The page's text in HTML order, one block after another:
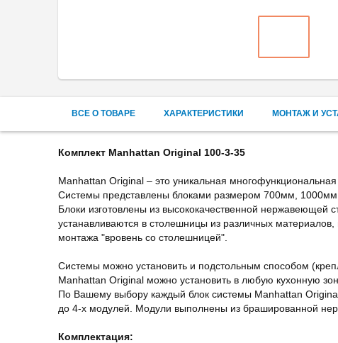
ВСЕ О ТОВАРЕ ХАРАКТЕРИСТИКИ МОНТАЖ И
Комплект Manhattan Original 100-3-35
Manhattan Original – это уникальная
Системы представлены блоками размером 700мм,
Блоки изготовлены из высококачественной
устанавливаются в столешницы из различных
монтажа "вровень со столешницей".
Системы можно установить и подстольным способом
Manhattan Original можно установить в любую кухонную
По Вашему выбору каждый блок системы Manhattan
до 4-х модулей. Модули выполнены из брашированной
Комплектация: